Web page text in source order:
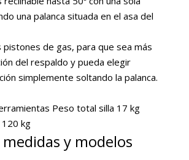
una palanca situada en el asa del
de gas, para que sea más
del respaldo y pueda elegir
simplemente soltando la palanca.
Peso total silla 17 kg
kg
y modelos